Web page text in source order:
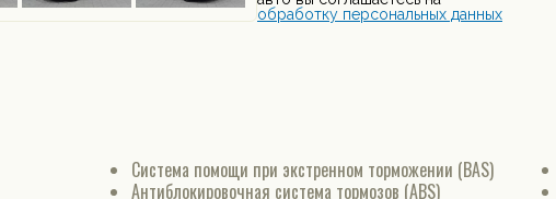
обработку персональных данных
Система помощи при экстренном торможении (BAS)
Антиблокировочная система тормозов (ABS)